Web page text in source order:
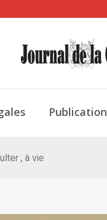
, à vie